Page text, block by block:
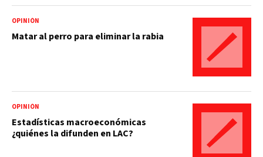
OPINIÓN
Matar al perro para eliminar la rabia
OPINIÓN
Estadísticas macroeconómicas
¿quiénes la difunden en LAC?